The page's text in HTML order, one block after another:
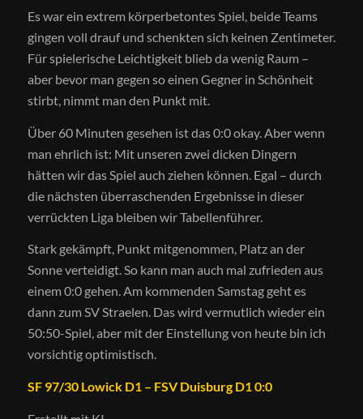
Es war ein extrem körperbetontes Spiel, beide Teams
gingen voll drauf und schenkten sich keinen Zentimeter.
Für spielerische Leichtigkeit blieb da wenig Raum –
aber bevor man gegen so einen Gegner in Schönheit
stirbt, nimmt man den Punkt mit.
Über 60 Minuten gesehen ist das 0:0 okay. Aber wenn
man ehrlich ist: Mit unseren zwei dicken Dingern
hätten wir das Spiel auch ziehen können. Egal – durch
die nächsten überraschenden Ergebnisse in dieser
verrückten Liga bleiben wir Tabellenführer.
Stark gekämpft, Punkt mitgenommen, Platz an der
Sonne verteidigt. So kann man auch mal zufrieden aus
einem 0:0 gehen. Am kommenden Samstag geht es
dann zum SV Straelen. Das wird vermutlich wieder ein
50:50-Spiel, aber mit der Einstellung von heute bin ich
vorsichtig optimistisch.
SF 97/30 Lowick D1 – FSV Duisburg D1 0:0